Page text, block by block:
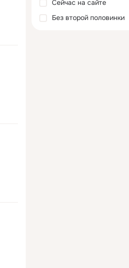
Сейчас на сайте
Без второй половинки